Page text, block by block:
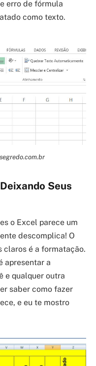
erro de fórmula
como texto.
Seus
o Excel parece um
descomplica! O
claros é a formatação.
apresentar a
e qualquer outra
saber como fazer
e eu te mostro